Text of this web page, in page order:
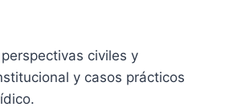
civiles y
y casos prácticos